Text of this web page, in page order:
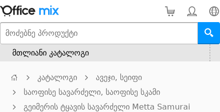
მთლიანი კატალოგი
კატალოგი
ავეჯი, სეიფი
საოფისე სავარძელი, საოფისე სკამი
გეიმერის ტყავის სავარძელი Metta Samurai